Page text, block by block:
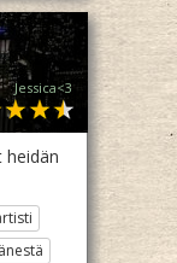
Jessica<3
heidän